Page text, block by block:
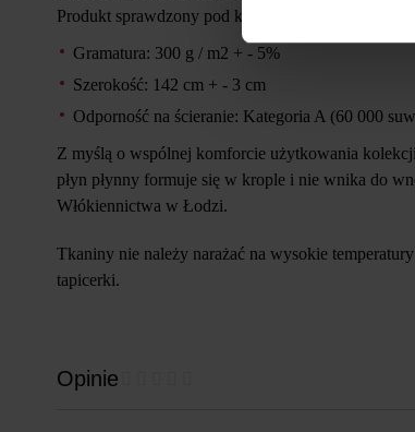
Produkt sprawdzony pod kątem substancji
Gramatura: 300 g / m2 + - 5%
Szerokość: 142 cm + - 3 cm
Odporność na ścieranie: Kategoria A (60 000
Z myślą o wspólnej komforcie użytkowania
płyn płynny formuje się w krople i nie wnika do
Włókiennictwa w Łodzi.
Tkaniny nie należy narażać na wysokie
tapicerki.
Opinie